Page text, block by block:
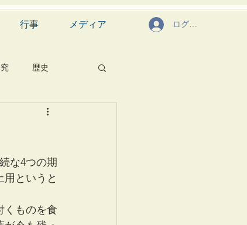
行事 メディア ログイン
歴史
食文化
茶道具
な4つの期
というと
くものを食